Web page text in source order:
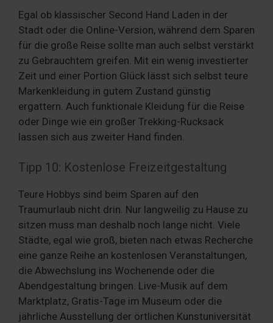
Egal ob klassischer Second Hand Laden in der
Stadt oder die Online-Version, während dem Sparen
für die große Reise sollte man auch selbst verstärkt
zu Gebrauchtem greifen. Mit ein wenig investierter
Zeit und einer Portion Glück lässt sich selbst teure
Markenkleidung in gutem Zustand günstig
ergattern. Auch funktionale Kleidung für die Reise
oder Dinge wie ein großer Trekking-Rucksack
lassen sich aus zweiter Hand finden.
Tipp 10: Kostenlose Freizeitgestaltung
Teure Hobbys sind beim Sparen auf den
Traumurlaub nicht drin. Nur langweilig zu Hause zu
sitzen muss man deshalb noch lange nicht. Viele
Städte, egal wie groß, bieten nach etwas Recherche
eine ganze Reihe an kostenlosen Veranstaltungen,
die Abwechslung ins Wochenende oder die
Abendgestaltung bringen. Live-Musik auf dem
Marktplatz, Gratis-Tage im Museum oder die
jährliche Ausstellung der örtlichen Kunstuniversität